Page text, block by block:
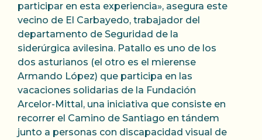
participar en esta experiencia», asegura este
vecino de El Carbayedo, trabajador del
departamento de Seguridad de la
siderúrgica avilesina. Patallo es uno de los
dos asturianos (el otro es el mierense
Armando López) que participa en las
vacaciones solidarias de la Fundación
Arcelor-Mittal, una iniciativa que consiste en
recorrer el Camino de Santiago en tándem
junto a personas con discapacidad visual de